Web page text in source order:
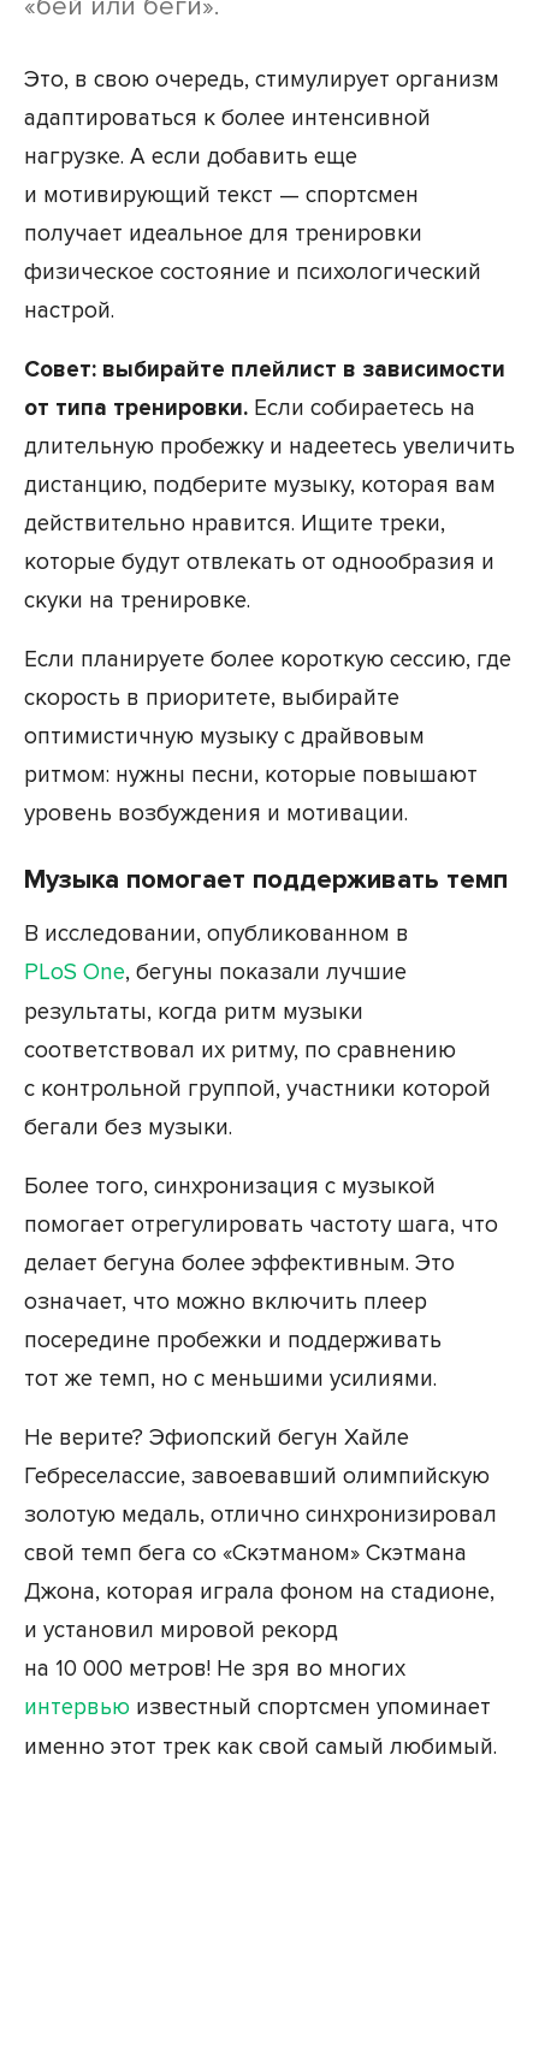
Это, в свою очередь, стимулирует организм
адаптироваться к более интенсивной
нагрузке. А если добавить еще
и мотивирующий текст — спортсмен
получает идеальное для тренировки
физическое состояние и психологический
настрой.
Совет: выбирайте плейлист в зависимости
от типа тренировки. Если собираетесь на
длительную пробежку и надеетесь увеличить
дистанцию, подберите музыку, которая вам
действительно нравится. Ищите треки,
которые будут отвлекать от однообразия и
скуки на тренировке.
Если планируете более короткую сессию, где
скорость в приоритете, выбирайте
оптимистичную музыку с драйвовым
ритмом: нужны песни, которые повышают
уровень возбуждения и мотивации.
Музыка помогает поддерживать темп
В исследовании, опубликованном в
PLoS One, бегуны показали лучшие
результаты, когда ритм музыки
соответствовал их ритму, по сравнению
с контрольной группой, участники которой
бегали без музыки.
Более того, синхронизация с музыкой
помогает отрегулировать частоту шага, что
делает бегуна более эффективным. Это
означает, что можно включить плеер
посередине пробежки и поддерживать
тот же темп, но с меньшими усилиями.
Не верите? Эфиопский бегун Хайле
Гебреселассие, завоевавший олимпийскую
золотую медаль, отлично синхронизировал
свой темп бега со «Скэтманом» Скэтмана
Джона, которая играла фоном на стадионе,
и установил мировой рекорд
на 10 000 метров! Не зря во многих
интервью известный спортсмен упоминает
именно этот трек как свой самый любимый.